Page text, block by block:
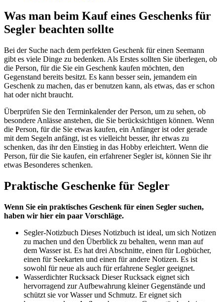
Was man beim Kauf eines Geschenks für
Segler beachten sollte
Bei der Suche nach dem perfekten Geschenk für einen Seemann
gibt es viele Dinge zu bedenken. Als Erstes sollten Sie überlegen, ob
die Person, für die Sie ein Geschenk kaufen möchten, den
Gegenstand bereits besitzt. Es kann besser sein, jemandem ein
Geschenk zu machen, das er benutzen kann, als etwas, das er schon
hat oder nicht braucht.
Überprüfen Sie den Terminkalender der Person, um zu sehen, ob
besondere Anlässe anstehen, die Sie berücksichtigen können. Wenn
die Person, für die Sie etwas kaufen, ein Anfänger ist oder gerade
mit dem Segeln anfängt, ist es vielleicht besser, ihr etwas zu
schenken, das ihr den Einstieg in das Hobby erleichtert. Wenn die
Person, für die Sie kaufen, ein erfahrener Segler ist, können Sie ihr
etwas Besonderes schenken.
Praktische Geschenke für Segler
Wenn Sie ein praktisches Geschenk für einen Segler suchen,
haben wir hier ein paar Vorschläge.
Segler-Notizbuch Dieses Notizbuch ist ideal, um sich Notizen
zu machen und den Überblick zu behalten, wenn man auf
dem Wasser ist. Es hat drei Abschnitte, einen für Logbücher,
einen für Seekarten und einen für andere Notizen. Es ist
sowohl für neue als auch für erfahrene Segler geeignet.
Wasserdichter Rucksack Dieser Rucksack eignet sich
hervorragend zur Aufbewahrung kleiner Gegenstände und
schützt sie vor Wasser und Schmutz. Er eignet sich